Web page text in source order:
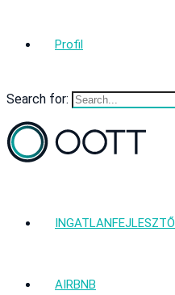
Profil
Search for:
INGATLANFEJLESZTŐ
AIRBNB